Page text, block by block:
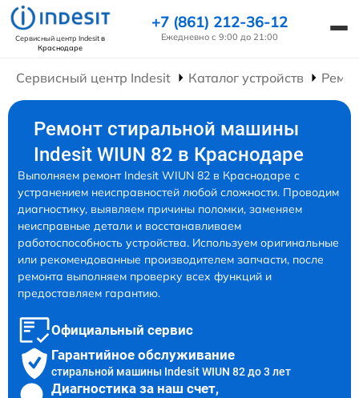
Сервисный центр Indesitв
Краснодаре
+7 (861) 212-36-12
Ежедневно с 9:00 до 21:00
Сервисный центр Indesit Каталог устройств
Ремонт стиральной машины
Indesit WIUN 82 в Краснодаре
Выполняем ремонт Indesit WIUN 82 в Краснодаре с
устранением неисправностей любой сложности. Проводим
диагностику, выявляем причины поломки, заменяем
неисправные детали и восстанавливаем
работоспособность устройства. Используем оригинальные
или рекомендованные производителем запчасти, после
ремонта выполняем проверку всех функций и
предоставляем гарантию.
Официальный сервис
Гарантийное обслуживание
стиральной машины Indesit WIUN 82 до 3 лет
Диагностика за наш счет,